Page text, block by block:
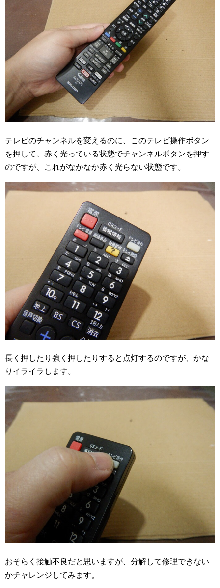
テレビのチャンネルを変えるのに、このテレビ操作ボタン
を押して、赤く光っている状態でチャンネルボタンを押す
のですが、これがなかなか赤く光らない状態です。
長く押したり強く押したりすると点灯するのですが、かな
りイライラします。
おそらく接触不良だと思いますが、分解して修理できない
かチャレンジしてみます。